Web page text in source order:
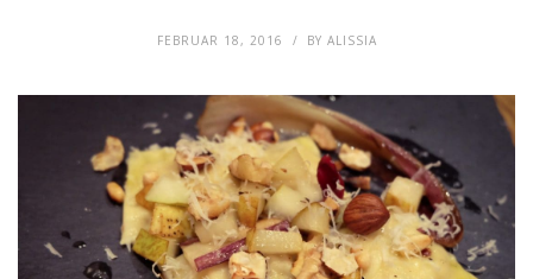
FEBRUAR 18, 2016 BY ALISSIA